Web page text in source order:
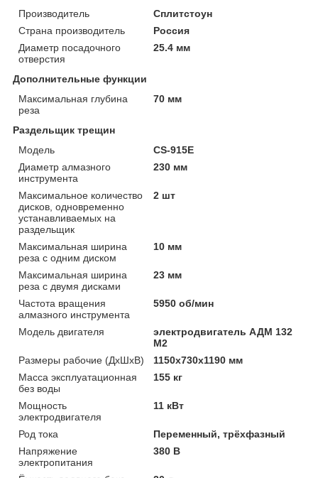
Производитель
Сплитстоун
Страна производитель
Россия
Диаметр посадочного
отверстия
25.4 мм
Дополнительные функции
Максимальная глубина
реза
70 мм
Раздельщик трещин
Модель
CS-915E
Диаметр алмазного
инструмента
230 мм
Максимальное количество
дисков, одновременно
устанавливаемых на
раздельщик
2 шт
Максимальная ширина
реза с одним диском
10 мм
Максимальная ширина
реза с двумя дисками
23 мм
Частота вращения
алмазного инструмента
5950 об/мин
Модель двигателя
электродвигатель АДМ 132
М2
Размеры рабочие (ДхШхВ)
1150x730x1190 мм
Масса эксплуатационная
без воды
155 кг
Мощность
электродвигателя
11 кВт
Род тока
Переменный, трёхфазный
Напряжение
электропитания
380 В